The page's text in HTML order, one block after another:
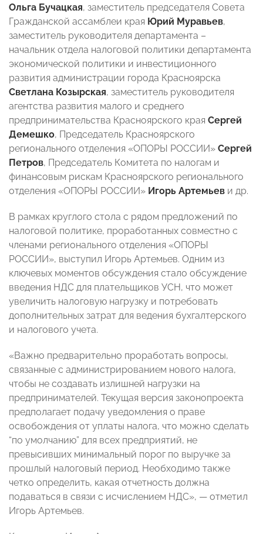
Ольга Бучацкая, заместитель председателя Совета
Гражданской ассамблеи края Юрий Муравьев,
заместитель руководителя департамента –
начальник отдела налоговой политики департамента
экономической политики и инвестиционного
развития администрации города Красноярска
Светлана Козырская, заместитель руководителя
агентства развития малого и среднего
предпринимательства Красноярского края Сергей
Демешко, Председатель Красноярского
регионального отделения «ОПОРЫ РОССИИ» Сергей
Петров, Председатель Комитета по налогам и
финансовым рискам Красноярского регионального
отделения «ОПОРЫ РОССИИ» Игорь Артемьев и др.
В рамках круглого стола с рядом предложений по
налоговой политике, проработанных совместно с
членами регионального отделения «ОПОРЫ
РОССИИ», выступил Игорь Артемьев. Одним из
ключевых моментов обсуждения стало обсуждение
введения НДС для плательщиков УСН, что может
увеличить налоговую нагрузку и потребовать
дополнительных затрат для ведения бухгалтерского
и налогового учета.
«Важно предварительно проработать вопросы,
связанные с администрированием нового налога,
чтобы не создавать излишней нагрузки на
предпринимателей. Текущая версия законопроекта
предполагает подачу уведомления о праве
освобождения от уплаты налога, что можно сделать
“по умолчанию” для всех предприятий, не
превысивших минимальный порог по выручке за
прошлый налоговый период. Необходимо также
четко определить, какая отчетность должна
подаваться в связи с исчислением НДС», — отметил
Игорь Артемьев.